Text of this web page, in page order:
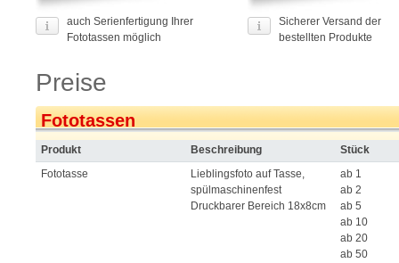
auch Serienfertigung Ihrer
Fototassen möglich
Sicherer Versand der
bestellten Produkte
Preise
Fototassen
Produkt Beschreibung
Stück
Fototasse
Lieblingsfoto auf Tasse,
spülmaschinenfest
Druckbarer Bereich 18x8cm
ab 1
ab 2
ab 5
ab 10
ab 20
ab 50